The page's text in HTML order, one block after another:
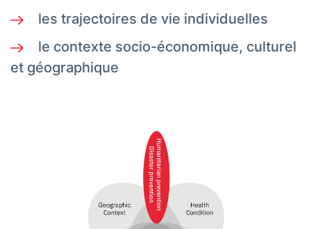
les trajectoires de vie individuelles
le contexte socio-économique, culturel
et géographique